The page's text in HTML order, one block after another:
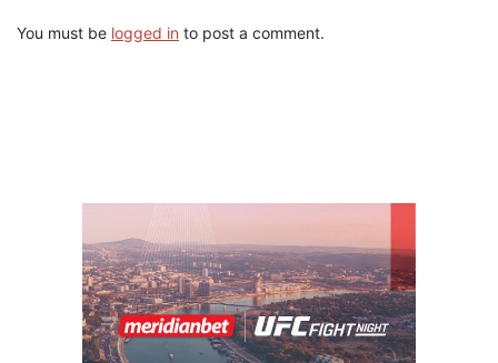
You must be logged in to post a comment.